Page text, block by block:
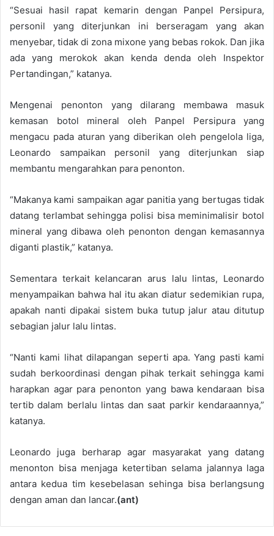
“Sesuai hasil rapat kemarin dengan Panpel Persipura,
personil yang diterjunkan ini berseragam yang akan
menyebar, tidak di zona mixone yang bebas rokok. Dan jika
ada yang merokok akan kenda denda oleh Inspektor
Pertandingan,” katanya.
Mengenai penonton yang dilarang membawa masuk
kemasan botol mineral oleh Panpel Persipura yang
mengacu pada aturan yang diberikan oleh pengelola liga,
Leonardo sampaikan personil yang diterjunkan siap
membantu mengarahkan para penonton.
“Makanya kami sampaikan agar panitia yang bertugas tidak
datang terlambat sehingga polisi bisa meminimalisir botol
mineral yang dibawa oleh penonton dengan kemasannya
diganti plastik,” katanya.
Sementara terkait kelancaran arus lalu lintas, Leonardo
menyampaikan bahwa hal itu akan diatur sedemikian rupa,
apakah nanti dipakai sistem buka tutup jalur atau ditutup
sebagian jalur lalu lintas.
“Nanti kami lihat dilapangan seperti apa. Yang pasti kami
sudah berkoordinasi dengan pihak terkait sehingga kami
harapkan agar para penonton yang bawa kendaraan bisa
tertib dalam berlalu lintas dan saat parkir kendaraannya,”
katanya.
Leonardo juga berharap agar masyarakat yang datang
menonton bisa menjaga ketertiban selama jalannya laga
antara kedua tim kesebelasan sehinga bisa berlangsung
dengan aman dan lancar.(ant)